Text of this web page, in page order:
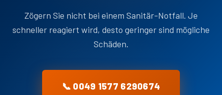
Zögern Sie nicht bei einem Sanitär-Notfall. Je
schneller reagiert wird, desto geringer sind mögliche
Schäden.
📞 0049 1577 6290674